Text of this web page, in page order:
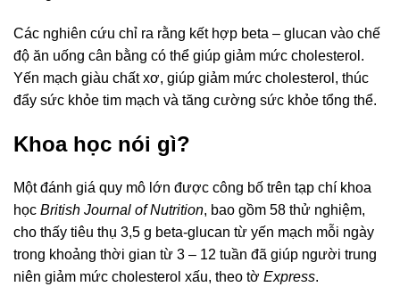
Các nghiên cứu chỉ ra rằng kết hợp beta – glucan vào chế
độ ăn uống cân bằng có thể giúp giảm mức cholesterol.
Yến mạch giàu chất xơ, giúp giảm mức cholesterol, thúc
đẩy sức khỏe tim mạch và tăng cường sức khỏe tổng thể.
Khoa học nói gì?
Một đánh giá quy mô lớn được công bố trên tạp chí khoa
học British Journal of Nutrition, bao gồm 58 thử nghiệm,
cho thấy tiêu thụ 3,5 g beta-glucan từ yến mạch mỗi ngày
trong khoảng thời gian từ 3 – 12 tuần đã giúp người trung
niên giảm mức cholesterol xấu, theo tờ Express.